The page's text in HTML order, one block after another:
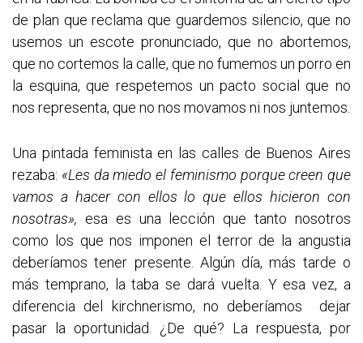
de plan que reclama que guardemos silencio, que no
usemos un escote pronunciado, que no abortemos,
que no cortemos la calle, que no fumemos un porro en
la esquina, que respetemos un pacto social que no
nos representa, que no nos movamos ni nos juntemos.
Una pintada feminista en las calles de Buenos Aires
rezaba: «Les da miedo el feminismo porque creen que
vamos a hacer con ellos lo que ellos hicieron con
nosotras», esa es una lección que tanto nosotros
como los que nos imponen el terror de la angustia
deberíamos tener presente. Algún día, más tarde o
más temprano, la taba se dará vuelta. Y esa vez, a
diferencia del kirchnerismo, no deberíamos dejar
pasar la oportunidad. ¿De qué? La respuesta, por